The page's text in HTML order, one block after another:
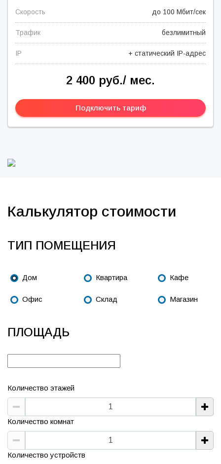
Скорость до 100 Мбит/сек
Трафик безлимитный
IP + статический IP-адрес
2 400 руб./ мес.
Подключить тариф
Калькулятор стоимости
ТИП ПОМЕЩЕНИЯ
Дом Квартира Кафе
Офис Склад Магазин
ПЛОЩАДЬ
Количество этажей
Количество комнат
Количество устройств